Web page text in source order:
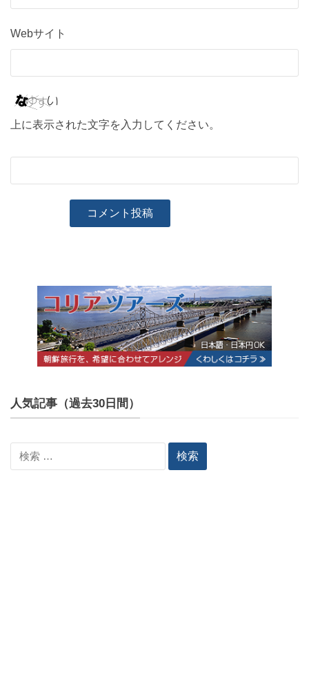
Webサイト
上に表示された文字を入力してください。
人気記事（過去30日間）